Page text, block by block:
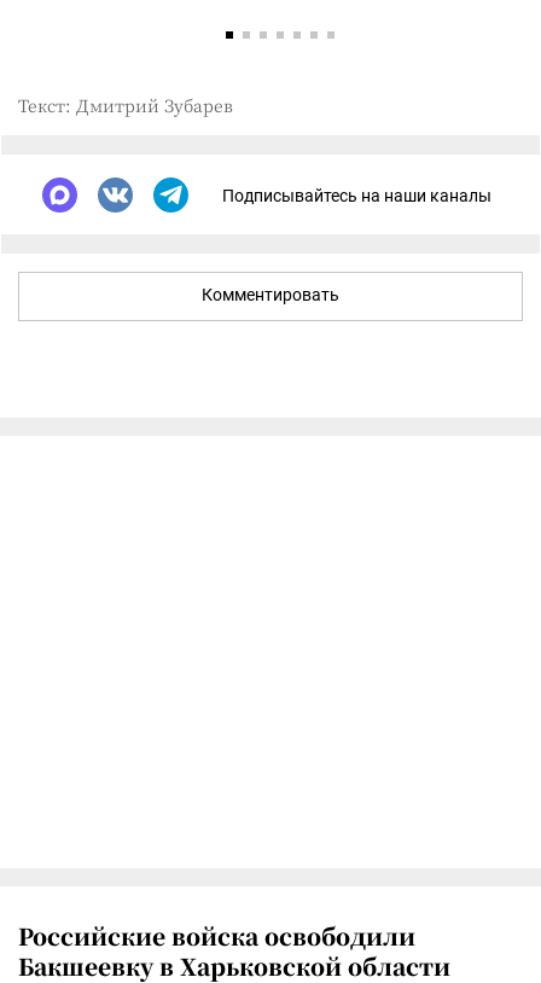
Текст: Дмитрий Зубарев
Подписывайтесь на наши каналы
Комментировать
Российские войска освободили
Бакшеевку в Харьковской области